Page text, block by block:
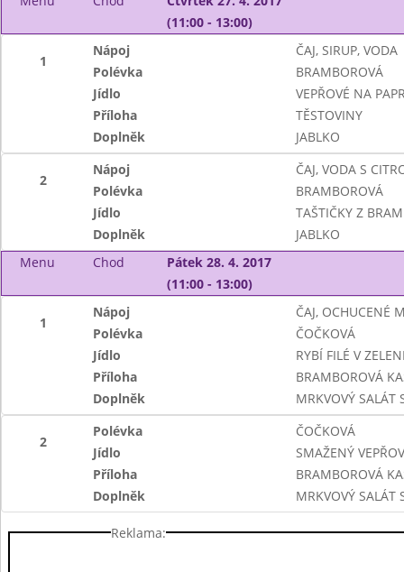
(11:00 - 13:00)
1
Nápoj
ČAJ, SIRUP, VODA
Polévka
BRAMBOROVÁ
Jídlo
VEPŘOVÉ NA
Příloha
TĚSTOVINY
Doplněk
JABLKO
2
Nápoj
ČAJ, VODA S
Polévka
BRAMBOROVÁ
Jídlo
TAŠTIČKY Z
Doplněk
JABLKO
Menu
Chod
Pátek 28. 4. 2017
(11:00 - 13:00)
1
Nápoj
ČAJ, OCHUCENÉ
Polévka
ČOČKOVÁ
Jídlo
RYBÍ FILÉ V
Příloha
BRAMBOROVÁ
Doplněk
MRKVOVÝ SALÁT
2
Polévka
ČOČKOVÁ
Jídlo
SMAŽENÝ
Příloha
BRAMBOROVÁ
Doplněk
MRKVOVÝ SALÁT
Reklama: